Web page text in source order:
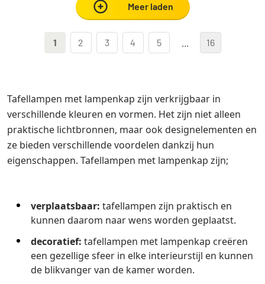
Meer laden
1 2 3 4 5 16
Tafellampen met lampenkap zijn verkrijgbaar in
verschillende kleuren en vormen. Het zijn niet alleen
praktische lichtbronnen, maar ook designelementen en
ze bieden verschillende voordelen dankzij hun
eigenschappen. Tafellampen met lampenkap zijn;
verplaatsbaar: tafellampen zijn praktisch en
kunnen daarom naar wens worden geplaatst.
decoratief: tafellampen met lampenkap creëren
een gezellige sfeer in elke interieurstijl en kunnen
de blikvanger van de kamer worden.